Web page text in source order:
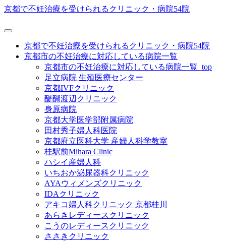
京都で不妊治療を受けられるクリニック・病院54院
京都で不妊治療を受けられるクリニック・病院54院
京都市の不妊治療に対応している病院一覧
京都市の不妊治療に対応している病院一覧_top
足立病院 生殖医療センター
京都IVFクリニック
醍醐渡辺クリニック
身原病院
京都大学医学部附属病院
田村秀子婦人科医院
京都府立医科大学 産婦人科学教室
桂駅前Mihara Clinic
ハシイ産婦人科
いちおか泌尿器科クリニック
AYAウィメンズクリニック
IDAクリニック
アキコ婦人科クリニック 京都桂川
あらきレディースクリニック
こうのレディースクリニック
ささきクリニック